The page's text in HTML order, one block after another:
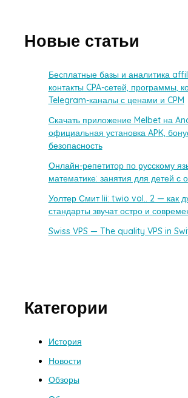
Новые статьи
Бесплатные базы и аналитика
контакты CPA-сетей, программы,
Telegram-каналы с ценами и CPM
Скачать приложение Melbet на
официальная установка APK,
безопасность
Онлайн-репетитор по русскому
математике: занятия для детей с
Уолтер Смит Iii: twio vol.. 2 — как
стандарты звучат остро и
Swiss VPS — The quality VPS in
Категории
История
Новости
Обзоры